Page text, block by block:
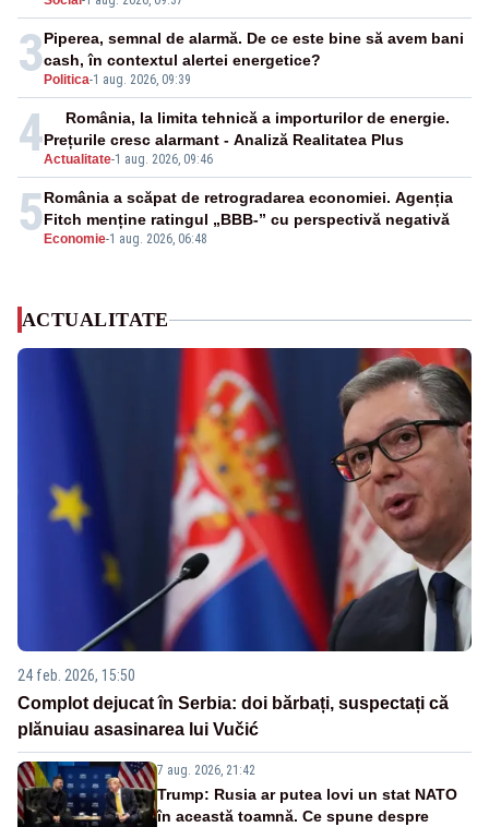
3 Politica-1 aug. 2026, 09:39
Piperea, semnal de alarmă. De ce este bine să avem bani
cash, în contextul alertei energetice?
4Actualitate-1 aug. 2026, 09:46
România, la limita tehnică a importurilor de energie.
Prețurile cresc alarmant - Analiză Realitatea Plus
5 Economie-1 aug. 2026, 06:48
România a scăpat de retrogradarea economiei. Agenția
Fitch menține ratingul „BBB-” cu perspectivă negativă
ACTUALITATE
24 feb. 2026, 15:50
Complot dejucat în Serbia: doi bărbați, suspectați că
plănuiau asasinarea lui Vučić
7 aug. 2026, 21:42
Trump: Rusia ar putea lovi un stat NATO
în această toamnă. Ce spune despre